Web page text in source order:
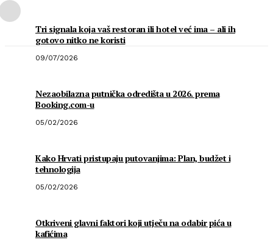
Tri signala koja vaš restoran ili hotel već ima – ali ih
gotovo nitko ne koristi
09/07/2026
Nezaobilazna putnička odredišta u 2026. prema
Booking.com-u
05/02/2026
Kako Hrvati pristupaju putovanjima: Plan, budžet i
tehnologija
05/02/2026
Otkriveni glavni faktori koji utječu na odabir pića u
kafićima